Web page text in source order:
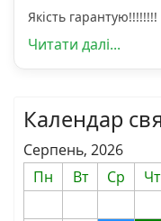
Якість гарантую!!!!!!!!
Читати далі...
Календар
Серпень, 2026
Пн
Вт Ср Чт